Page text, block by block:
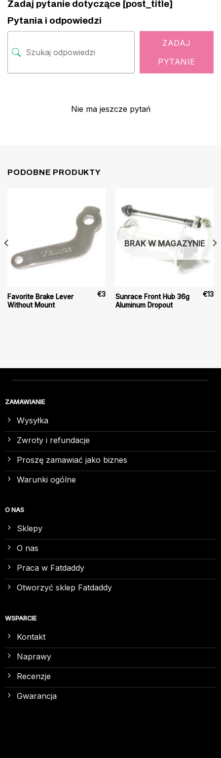
Zadaj pytanie dotyczące [post_title]
Pytania i odpowiedzi
ZADAJ
PYTANIE
Nie ma jeszcze pytań
PODOBNE PRODUKTY
Favorite Brake Lever
Without Mount
€3
BRAK W MAGAZYNIE
Sunrace Front Hub 36g
Aluminum Dropout
€13
ZAMAWIANIE
Wysyłka
Zwroty i refundacje
Proszę zamawiać jako biznes
Warunki ogólne
O NAS
Sklepy
O nas
Praca w Fatdaddy
Otworzyć sklep Fatdaddy
WSPARCIE
Kontakt
Naprawy
Recenzje
Gwarancja